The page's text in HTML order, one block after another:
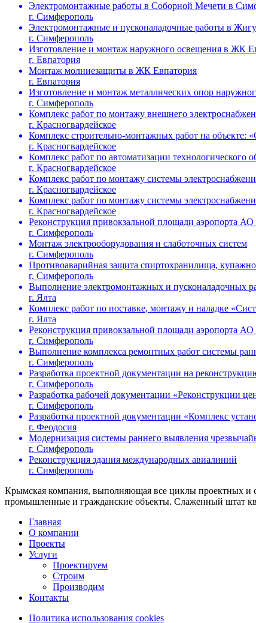
Электромонтажные работы в Соборной Мечети в
г. Симферополь
Электромонтажные и пусконаладочные работы в
г. Симферополь
Изготовление и монтаж наружного освещения в ЖК
г. Евпатория
Монтаж молниезащиты в ЖК Евпатория
г. Евпатория
Изготовление и монтаж металлических опор
г. Симферополь
Комплекс работ по монтажу внешнего
г. Красногвардейское
Комплекс строительно-монтажных работ на объекте:
г. Красногвардейское
Комплекс работ по автоматизации технологического
г. Красногвардейское
Комплекс работ по монтажу системы
г. Красногвардейское
Комплекс работ по монтажу системы
г. Красногвардейское
Реконструкция привокзальной площади аэропорта
г. Симферополь
Монтаж электрооборудования и слаботочных систем
г. Симферополь
Противоаварийная защита спиртохранилища,
г. Симферополь
Выполнение электромонтажных и пусконаладочных
г. Ялта
Комплекс работ по поставке, монтажу и наладке
г. Ялта
Реконструкция привокзальной площади аэропорта
г. Симферополь
Выполнение комплекса ремонтных работ системы
г. Симферополь
Разработка проектной документации на
г. Симферополь
Разработка рабочей документации «Реконструкции
г. Симферополь
Разработка проектной документации «Комплекс
г. Феодосия
Модернизация системы раннего выявления
г. Симферополь
Реконструкция здания международных авиалиний
г. Симферополь
Крымская компания, выполняющая все циклы проектных и
промышленные и гражданские объекты. Слаженный штат
Главная
О компании
Проекты
Услуги
Проектируем
Строим
Производим
Контакты
Политика использования cookies